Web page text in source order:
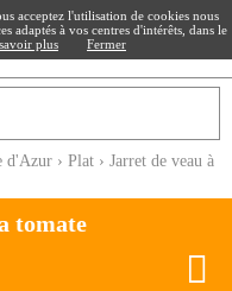
d'Azur › Plat › Jarret de veau à
tomate
acceptez l'utilisation de cookies nous
adaptés à vos centres d'intérêts, dans le
plus Fermer